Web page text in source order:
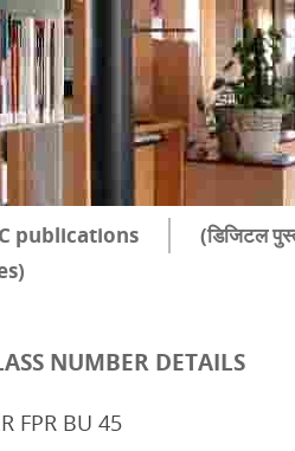
publications (डिजिटल
NUMBER DETAILS
FPR BU 45